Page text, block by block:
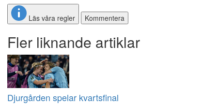
Läs våra regler Kommentera
Fler liknande artiklar
Djurgården spelar kvartsfinal